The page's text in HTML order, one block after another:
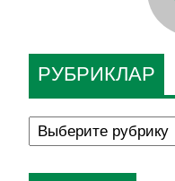
РУБРИКЛАР